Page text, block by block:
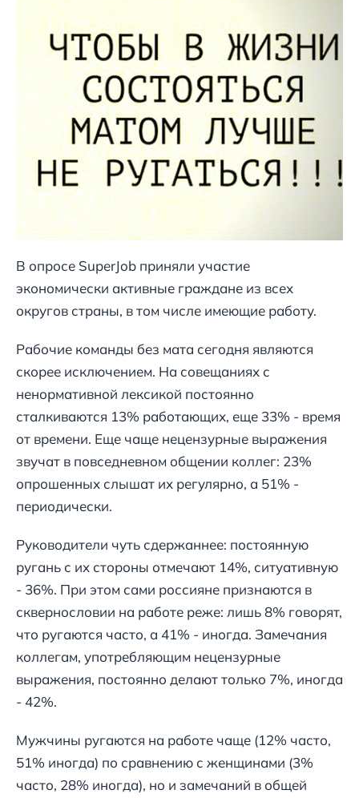
В опросе SuperJob приняли участие
экономически активные граждане из всех
округов страны, в том числе имеющие работу.
Рабочие команды без мата сегодня являются
скорее исключением. На совещаниях с
ненормативной лексикой постоянно
сталкиваются 13% работающих, еще 33% - время
от времени. Еще чаще нецензурные выражения
звучат в повседневном общении коллег: 23%
опрошенных слышат их регулярно, а 51% -
периодически.
Руководители чуть сдержаннее: постоянную
ругань с их стороны отмечают 14%, ситуативную
- 36%. При этом сами россияне признаются в
сквернословии на работе реже: лишь 8% говорят,
что ругаются часто, а 41% - иногда. Замечания
коллегам, употребляющим нецензурные
выражения, постоянно делают только 7%, иногда
- 42%.
Мужчины ругаются на работе чаще (12% часто,
51% иногда) по сравнению с женщинами (3%
часто, 28% иногда), но и замечаний в общей